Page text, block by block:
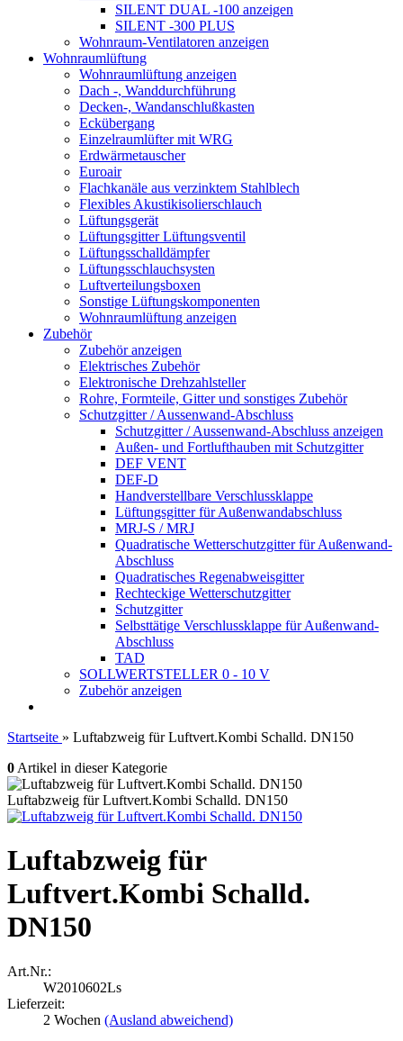
SILENT DUAL -100 anzeigen
SILENT -300 PLUS
Wohnraum-Ventilatoren anzeigen
Wohnraumlüftung
Wohnraumlüftung anzeigen
Dach -, Wanddurchführung
Decken-, Wandanschlußkasten
Eckübergang
Einzelraumlüfter mit WRG
Erdwärmetauscher
Euroair
Flachkanäle aus verzinktem Stahlblech
Flexibles Akustikisolierschlauch
Lüftungsgerät
Lüftungsgitter Lüftungsventil
Lüftungsschalldämpfer
Lüftungsschlauchsysten
Luftverteilungsboxen
Sonstige Lüftungskomponenten
Wohnraumlüftung anzeigen
Zubehör
Zubehör anzeigen
Elektrisches Zubehör
Elektronische Drehzahlsteller
Rohre, Formteile, Gitter und sonstiges Zubehör
Schutzgitter / Aussenwand-Abschluss
Schutzgitter / Aussenwand-Abschluss anzeigen
Außen- und Fortlufthauben mit Schutzgitter
DEF VENT
DEF-D
Handverstellbare Verschlussklappe
Lüftungsgitter für Außenwandabschluss
MRJ-S / MRJ
Quadratische Wetterschutzgitter für Außenwand-
Abschluss
Quadratisches Regenabweisgitter
Rechteckige Wetterschutzgitter
Schutzgitter
Selbsttätige Verschlussklappe für Außenwand-
Abschluss
TAD
SOLLWERTSTELLER 0 - 10 V
Zubehör anzeigen
Startseite » Luftabzweig für Luftvert.Kombi Schalld. DN150
0 Artikel in dieser Kategorie
Luftabzweig für Luftvert.Kombi Schalld. DN150
Luftabzweig für
Luftvert.Kombi Schalld.
DN150
Art.Nr.:
W2010602Ls
Lieferzeit:
2 Wochen (Ausland abweichend)